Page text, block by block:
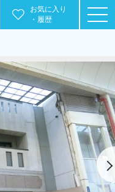
お気に入り
・履歴